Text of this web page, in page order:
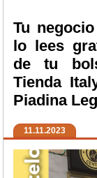
Tu
lo lees
de tu
Tienda
Piadina
11.11.2023